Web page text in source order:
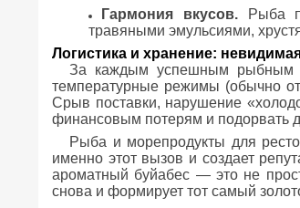
Гармония вкусов. Рыба
травяными эмульсиями,
Логистика и хранение:
За каждым успешным рыбным
температурные режимы (обычно
Срыв поставки, нарушение
финансовым потерям и подорвать
Рыба и морепродукты для
именно этот вызов и создает
ароматный буйабес — это не
снова и формирует тот самый